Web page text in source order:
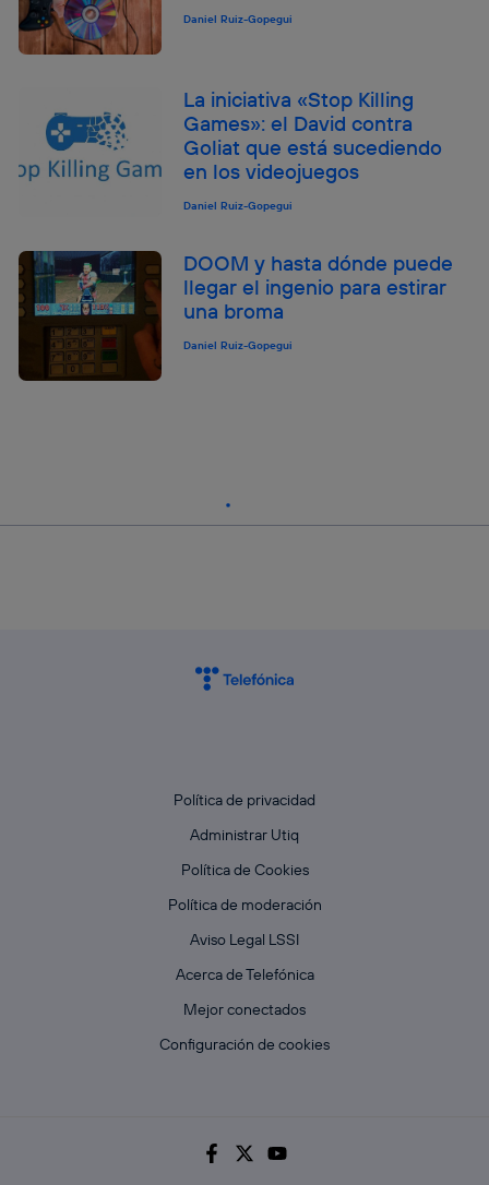
Daniel Ruiz-Gopegui
La iniciativa «Stop Killing
Games»: el David contra
Goliat que está sucediendo
en los videojuegos
Daniel Ruiz-Gopegui
DOOM y hasta dónde puede
llegar el ingenio para estirar
una broma
Daniel Ruiz-Gopegui
Política de privacidad
Administrar Utiq
Política de Cookies
Política de moderación
Aviso Legal LSSI
Acerca de Telefónica
Mejor conectados
Configuración de cookies